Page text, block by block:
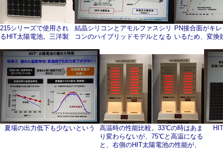
215シリーズで使用され
るHIT太陽電池。三洋製
結晶シリコンとアモルファスシリ
コンのハイブリッドモデルとなる
PN接合面がキ
いるため、変換
夏場の出力低下も少ないという
高温時の性能比較。33℃の時はあま
り変わらないが、75℃と高温になる
と、右側のHIT太陽電池の性能が、